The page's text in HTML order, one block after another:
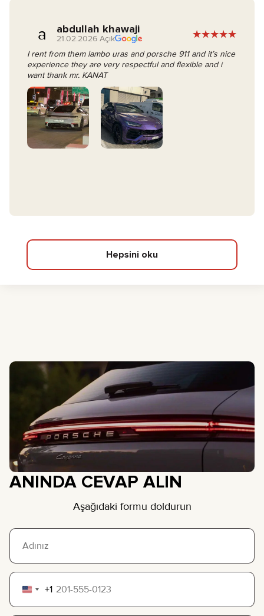
a abdullah khawaji
21.02.2026 Açık
I rent from them lambo uras and porsche 911 and it’s nice
experience they are very respectful and flexible and i
want thank mr. KANAT
Hepsini oku
ANINDA CEVAP ALIN
Aşağıdaki formu doldurun
United
States
+1